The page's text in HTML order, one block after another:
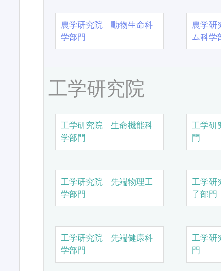
農学研究院 動物生命科
学部門
農学
ム科学
工学研究院
工学研究院 生命機能科
学部門
工学研
門
工学研究院 先端物理工
学部門
工学研
子部門
工学研究院 先端健康科
学部門
工学研
門